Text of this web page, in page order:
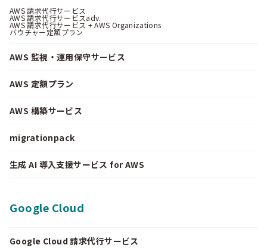
AWS 請求代行サービス
AWS 請求代行サービスadv.
AWS 請求代行サービス + AWS Organizations
バウチャー定額プラン
AWS 監視・運用保守サービス
AWS 定額プラン
AWS 構築サービス
migrationpack
生成 AI 導入支援サービス for AWS
Google Cloud
Google Cloud 請求代行サービス